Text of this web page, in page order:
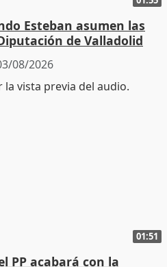
Esteban asumen las
de Valladolid
08/2026
01:51
PP acabará con la